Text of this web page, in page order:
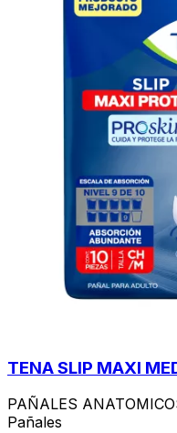
TENA SLIP MAXI
PAÑALES
Pañales